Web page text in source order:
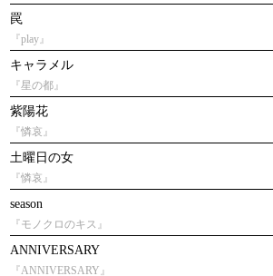
罠
『play』
キャラメル
『星の都』
紫陽花
『憐哀』
土曜日の女
『憐哀』
season
『モノクロのキス』
ANNIVERSARY
『ANNIVERSARY』